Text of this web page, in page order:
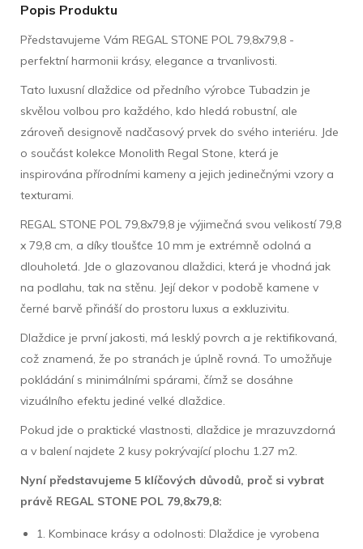
Popis Produktu
Představujeme Vám REGAL STONE POL 79,8x79,8 -
perfektní harmonii krásy, elegance a trvanlivosti.
Tato luxusní dlaždice od předního výrobce Tubadzin je
skvělou volbou pro každého, kdo hledá robustní, ale
zároveň designově nadčasový prvek do svého interiéru. Jde
o součást kolekce Monolith Regal Stone, která je
inspirována přírodními kameny a jejich jedinečnými vzory a
texturami.
REGAL STONE POL 79,8x79,8 je výjimečná svou velikostí 79,8
x 79,8 cm, a díky tloušťce 10 mm je extrémně odolná a
dlouholetá. Jde o glazovanou dlaždici, která je vhodná jak
na podlahu, tak na stěnu. Její dekor v podobě kamene v
černé barvě přináší do prostoru luxus a exkluzivitu.
Dlaždice je první jakosti, má lesklý povrch a je rektifikovaná,
což znamená, že po stranách je úplně rovná. To umožňuje
pokládání s minimálními spárami, čímž se dosáhne
vizuálního efektu jediné velké dlaždice.
Pokud jde o praktické vlastnosti, dlaždice je mrazuvzdorná
a v balení najdete 2 kusy pokrývající plochu 1.27 m2.
Nyní představujeme 5 klíčových důvodů, proč si vybrat
právě REGAL STONE POL 79,8x79,8:
1. Kombinace krásy a odolnosti: Dlaždice je vyrobena